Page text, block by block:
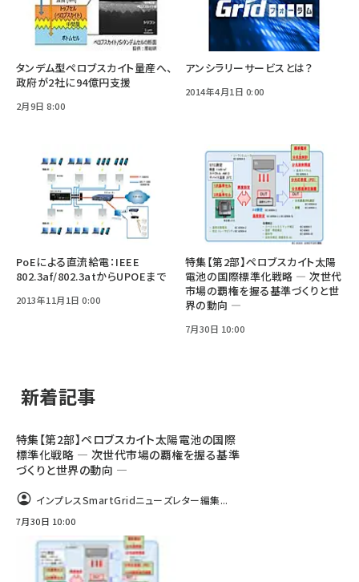
タンデム型ペロブスカイト量産へ、
政府が2社に94億円支援
2月9日 8:00
アンシラリーサービスとは？
2014年4月1日 0:00
PoEによる直流給電：IEEE
802.3af/802.3atからUPOEまで
2013年11月1日 0:00
特集【第2部】ペロブスカイト太陽
電池の国際標準化戦略 ― 次世代
市場の覇権を握る基準づくりと世
界の動向 ―
7月30日 10:00
新着記事
特集【第2部】ペロブスカイト太陽電池の国際
標準化戦略 ― 次世代市場の覇権を握る基準
づくりと世界の動向 ―
インプレスSmartGridニューズレター編集...
7月30日 10:00